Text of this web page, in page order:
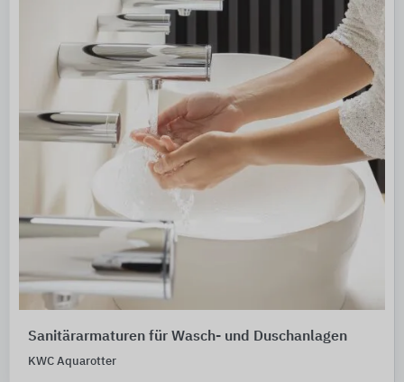
Sanitärarmaturen für Wasch- und Duschanlagen
KWC Aquarotter